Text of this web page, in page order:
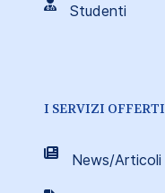
Studenti
I SERVIZI OFFERTI
News/Articoli